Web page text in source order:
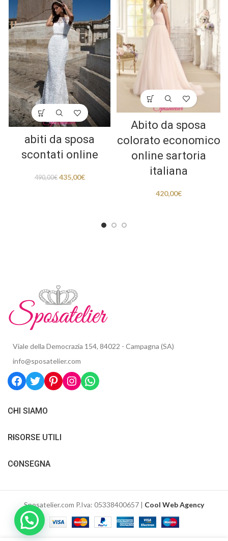
abiti da sposa
scontati online
490,00€ 435,00€
Abito da sposa
colorato economico
online sartoria
italiana
420,00€
Viale della Democrazia 154, 84022 - Campagna (SA)
info@sposatelier.com
CHI SIAMO
RISORSE UTILI
CONSEGNA
Sposatelier.com P.Iva: 05338400657 | Cool Web Agency